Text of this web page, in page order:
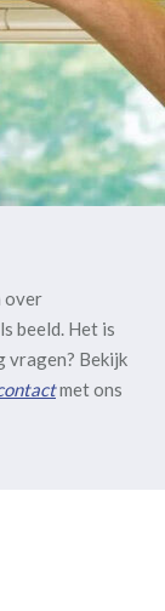
over
beeld. Het is
vragen? Bekijk
met ons